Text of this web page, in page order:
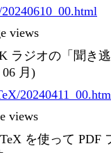
views
ラジオの「聞き
06 月)
views
を使って PDF